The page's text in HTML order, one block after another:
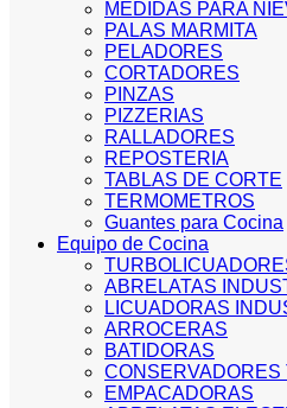
MEDIDAS PARA
PALAS MARMITA
PELADORES
CORTADORES
PINZAS
PIZZERIAS
RALLADORES
REPOSTERIA
TABLAS DE CORTE
TERMOMETROS
Guantes para Cocina
Equipo de Cocina
ABRELATAS
LICUADORAS
ARROCERAS
BATIDORAS
CONSERVADORES
EMPACADORAS